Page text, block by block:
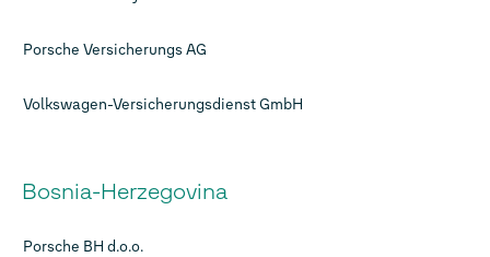
Porsche Versicherungs AG
Volkswagen-Versicherungsdienst GmbH
Bosnia-Herzegovina
Porsche BH d.o.o.